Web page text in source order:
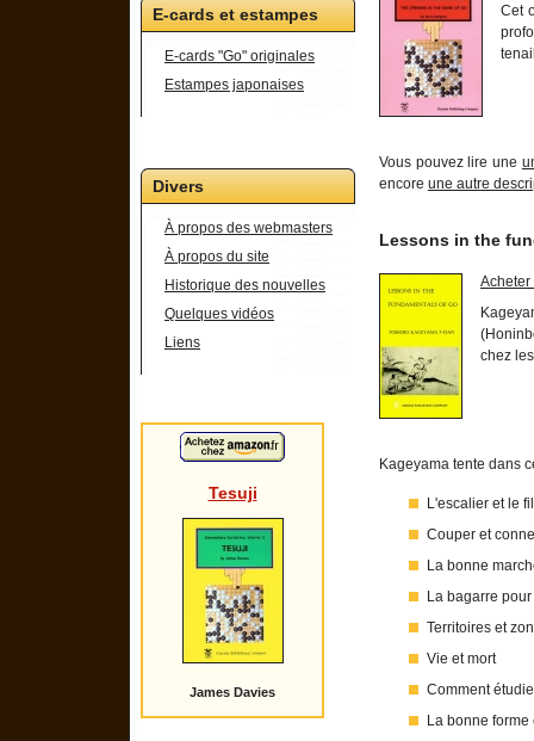
E-cards et estampes
E-cards "Go" originales
Estampes japonaises
Divers
À propos des webmasters
À propos du site
Historique des nouvelles
Quelques vidéos
Liens
Tesuji
James Davies
Cet
Vous pouvez lire une
encore une autre
Lessons in the
Acheter
chez
Kageyama tente dans
L'escalier et le
Couper et
La bonne
La bagarre
Territoires et
Vie et mort
Comment
La bonne